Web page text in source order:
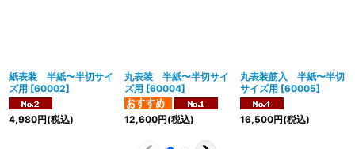
紙表装 半紙〜半切サイ
ズ用 [60002]
4,980円(税込)
丸表装 半紙〜半切サイ
ズ用 [60004]
12,600円(税込)
丸表装筋入 半紙〜半切
サイズ用 [60005]
16,500円(税込)